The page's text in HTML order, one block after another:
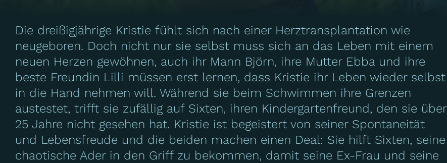
Die dreißigjährige Kristie fühlt sich nach einer Herztransplantation wie
neugeboren. Doch nicht nur sie selbst muss sich an das Leben mit einem
neuen Herzen gewöhnen, auch ihr Mann Björn, ihre Mutter Ebba und ihre
beste Freundin Lilli müssen erst lernen, dass Kristie ihr Leben wieder selbst
in die Hand nehmen will. Während sie beim Schwimmen ihre Grenzen
austestet, trifft sie zufällig auf Sixten, ihren Kindergartenfreund, den sie über
25 Jahre nicht gesehen hat. Kristie ist begeistert von seiner Spontaneität
und Lebensfreude und die beiden machen einen Deal: Sie hilft Sixten, seine
chaotische Ader in den Griff zu bekommen, damit seine Ex-Frau und seine